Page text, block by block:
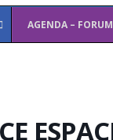
AGENDA – FORUM